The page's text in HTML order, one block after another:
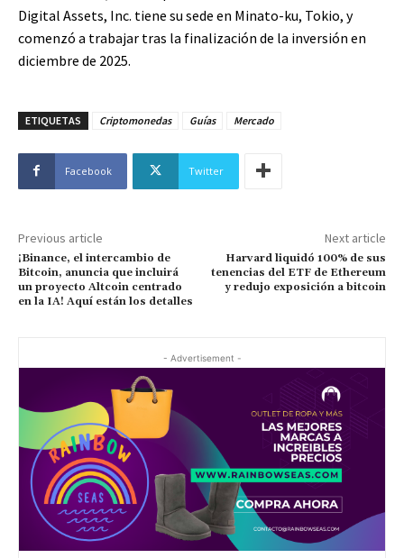
Digital Assets, Inc. tiene su sede en Minato-ku, Tokio, y
comenzó a trabajar tras la finalización de la inversión en
diciembre de 2025.
ETIQUETAS Criptomonedas Guías Mercado
Facebook Twitter
Previous article
¡Binance, el intercambio de
Bitcoin, anuncia que incluirá
un proyecto Altcoin centrado
en la IA! Aquí están los detalles
Next article
Harvard liquidó 100% de sus
tenencias del ETF de Ethereum
y redujo exposición a bitcoin
- Advertisement -